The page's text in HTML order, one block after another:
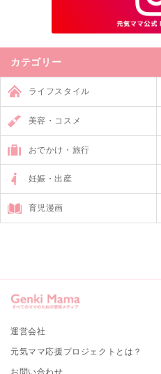
カテゴリー
ライフスタイル
美容・コスメ
おでかけ・旅行
妊娠・出産
育児漫画
運営会社
元気ママ応援プロジェクトとは？
お問い合わせ